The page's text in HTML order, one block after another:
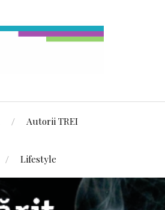
Autorii TREI
Lifestyle